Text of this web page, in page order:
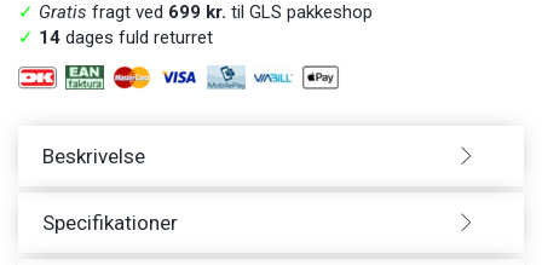
✓ Gratis fragt ved 699 kr. til GLS pakkeshop
✓ 14 dages fuld returret
Beskrivelse
Specifikationer